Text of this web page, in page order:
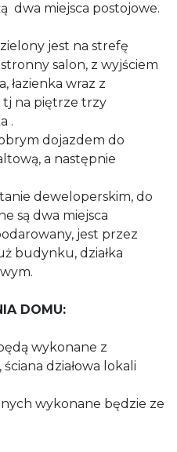
dwa miejsca postojowe.
jest na strefę
salon, z wyjściem
łazienka wraz z
tj na piętrze trzy
.
dojazdem do
a następnie
deweloperskim, do
są dwa miejsca
jest przez
budynku, działka
DOMU:
wykonane z
działowa lokali
wykonane będzie ze